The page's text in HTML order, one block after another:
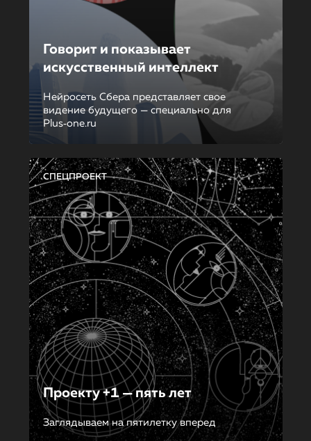
Говорит и показывает
искусственный интеллект
Нейросеть Сбера представляет свое
видение будущего — специально для
Plus‑one.ru
СПЕЦПРОЕКТ
Проекту +1 — пять лет
Заглядываем на пятилетку вперед